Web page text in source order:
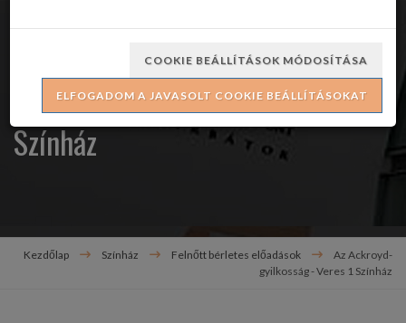
Az Ackroyd-gyilkosság - Veres 1
Színház
Kezdőlap Színház Felnőtt bérletes előadások
Az Ackroyd-
gyilkosság - Veres 1 Színház
COOKIE BEÁLLÍTÁSOK MÓDOSÍTÁSA
ELFOGADOM A JAVASOLT COOKIE BEÁLLÍTÁSOKAT